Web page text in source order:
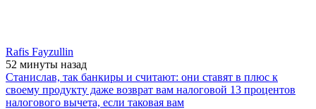
Rafis Fayzullin
52 минуты назад
Станислав, так банкиры и считают: они ставят в плюс к
своему продукту даже возврат вам налоговой 13 процентов
налогового вычета, если таковая вам